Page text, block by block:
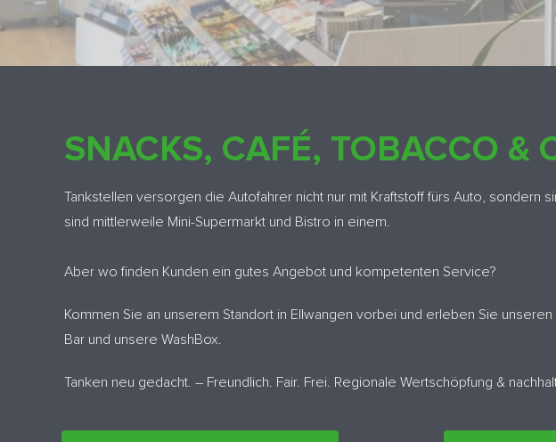
SNACKS, CAFÉ, TOBACCO &
Tankstellen versorgen die Autofahrer nicht nur mit Kraftstoff fürs Auto, sondern
sind mittlerweile Mini-Supermarkt und Bistro in einem.
Aber wo finden Kunden ein gutes Angebot und kompetenten Service?
Kommen Sie an unserem Standort in Ellwangen vorbei und erleben Sie
Bar und unsere WashBox.
Tanken neu gedacht. – Freundlich. Fair. Frei. Regionale Wertschöpfung &